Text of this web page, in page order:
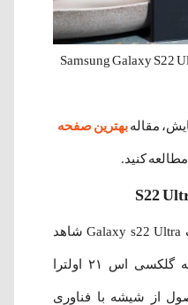
مقالهبهترین صفحه
مطالعه کنید.
در طراحی گوشی سامسونگ Galaxy s22 Ultra شاهد
گوشه‌های مربعی‌تر نسبت به گلکسی اس ۲۱ اولترا
از شیشه با فناوری